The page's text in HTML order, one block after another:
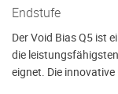
Endstufe
Der Void Bias Q5 ist
die
eignet. Die